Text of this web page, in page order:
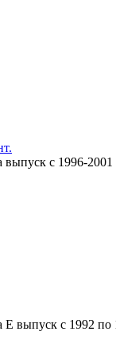
с 1996-
выпуск с 1992